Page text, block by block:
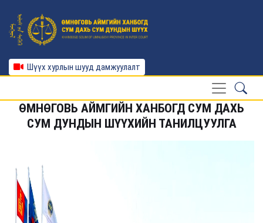
Шүүх хурлын шууд дамжуулалт
ӨМНӨГОВЬ АЙМГИЙН ХАНБОГД СУМ ДАХЬ
СУМ ДУНДЫН ШҮҮХИЙН ТАНИЛЦУУЛГА